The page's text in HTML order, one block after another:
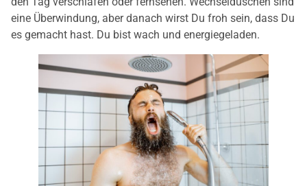
eine Überwindung, aber danach wirst Du froh sein, dass Du
es gemacht hast. Du bist wach und energiegeladen.